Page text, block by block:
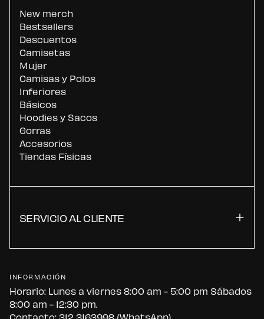
New merch
Bestsellers
Descuentos
Camisetas
Mujer
Camisas y Polos
Inferiores
Básicos
Hoodies y Sacos
Gorras
Accesorios
Tiendas Físicas
SERVICIO AL CLIENTE
INFORMACIÓN
Horario: Lunes a viernes 8:00 am - 5:00 pm Sábados
8:00 am - 12:30 pm.
Contacto:312 3163998 (WhatsApp)